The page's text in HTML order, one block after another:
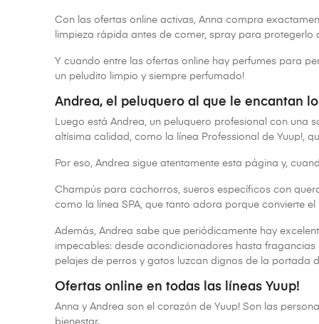
Con las ofertas online activas, Anna compra
limpieza rápida antes de comer, spray para
Y cuando entre las ofertas online hay perfumes para
un peludito limpio y siempre perfumado!
Andrea, el peluquero al que le encantan
Luego está Andrea, un peluquero profesional con
altísima calidad, como la línea Professional de Yuup!,
Por eso, Andrea sigue atentamente esta página y,
Champús para cachorros, sueros específicos con
como la línea SPA, que tanto adora porque convierte
Además, Andrea sabe que periódicamente hay
impecables: desde acondicionadores hasta
pelajes de perros y gatos luzcan dignos de la portada
Ofertas online en todas las líneas Yuup!
Anna y Andrea son el corazón de Yuup! Son las
bienestar.